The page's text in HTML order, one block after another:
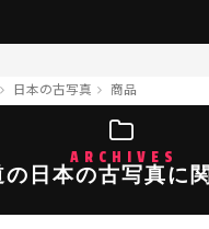
日本の古写真 商品
ARCHIVES
の日本の古写真に